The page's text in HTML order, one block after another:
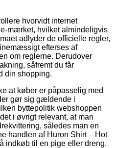
hvorvidt internet
mærket, hvilket almindeligvis
adlyder de officielle regler,
efterses af
om reglerne. Derudover
såfremt du får
din shopping.
at køber er påpasselig med
gør sig gældende i
byttepolitik webshoppen
i øvrigt relevant, at man
således man en
handlen af Huron Shirt – Hot
indkøb til en pige eller dreng.